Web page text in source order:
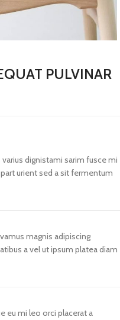
PULVINAR
dignistami sarim fusce mi
urient sed a sit fermentum
magnis adipiscing
a vel ut ipsum platea diam
eu mi leo orci placerat a